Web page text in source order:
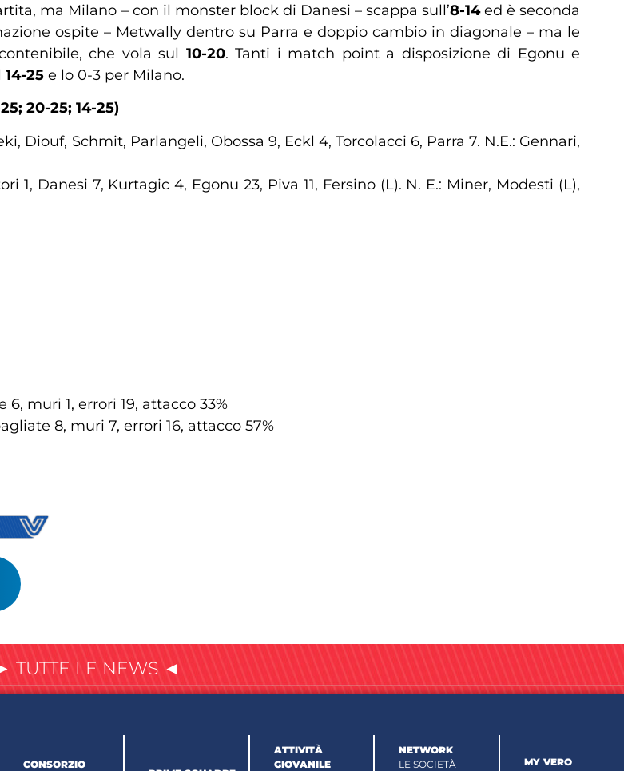
ma Milano – con il monster block di Danesi – scappa sull’8-14ed è seconda
ospite – Metwally dentro su Parra e doppio cambio in diagonale – ma le
che vola sul 10-20. Tanti i match point a disposizione di Egonu e
14-25 e lo 0-3 per Milano.
20-25; 14-25)
Diouf, Schmit, Parlangeli, Obossa 9, Eckl 4, Torcolacci 6, Parra 7. N.E.: Gennari,
1, Danesi 7, Kurtagic 4, Egonu 23, Piva 11, Fersino (L). N. E.: Miner, Modesti (L),
muri 1, errori 19, attacco 33%
8, muri 7, errori 16, attacco 57%
TUTTE LE NEWS ◄
CONSORZIO
ATTIVITÀ
GIOVANILE
NETWORK
LE SOCIETÀ
MY VERO